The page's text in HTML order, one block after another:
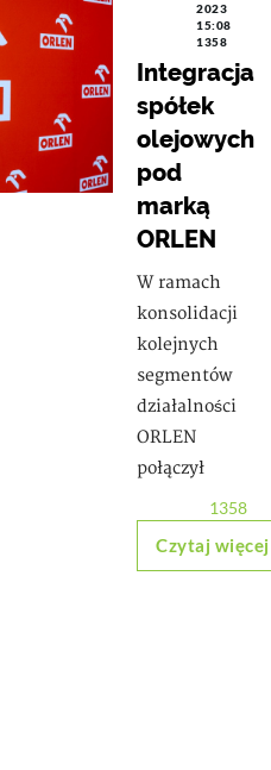
2023
15:08
1358
Integracja
spółek
olejowych
pod
marką
ORLEN
W ramach
konsolidacji
kolejnych
segmentów
działalności
ORLEN
połączył
1358
Czytaj więcej